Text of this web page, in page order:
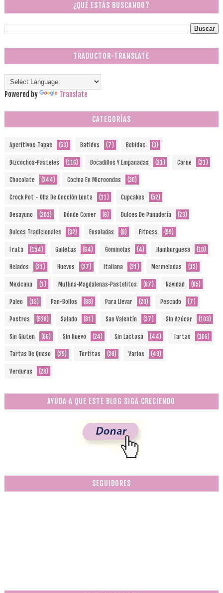
¿QUÉ ESTÁS BUSCANDO?
TRADUCTOR-TRANSLATE
Powered by Translate
CATEGORÍAS
Aperitivos-Tapas (53) Batidos (7) Bebidas (3)
Bizcochos-Pasteles (116) Bocadillos Y Empanadas (21) Carne (31)
Chocolate (244) Cocina En Microondas (30)
Crock Pot - Olla De Cocción Lenta (11) Cupcakes (52)
Desayuno (202) Dónde Comer (6) Dulces De Panadería (23)
Dulces Tradicionales (32) Ensaladas (8) Fitness (99)
Fruta (154) Galletas (64) Gominolas (4) Hamburguesa (10)
Helados (21) Huevos (27) Italiana (31) Mermeladas (13)
Mexicana (1) Muffins-Magdalenas-Pastelitos (87) Navidad (65)
Paleo (13) Pan-Bollos (88) Para Llevar (20) Pescado (7)
Postres (528) Salado (81) San Valentín (37) Sin Azúcar (103)
Sin Gluten (66) Sin Huevo (24) Sin Lactosa (44) Tartas (106)
Tartas De Queso (29) Tortitas (26) Varios (48)
Verduras (28)
AYUDA A QUE ESTE BLOG SIGA CRECIENDO
SEGUIDORES